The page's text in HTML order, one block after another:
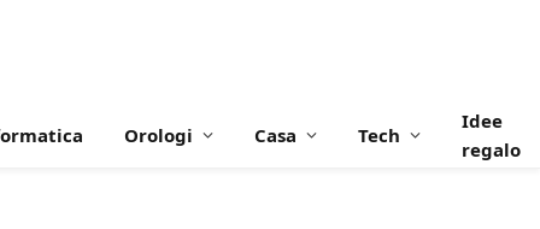
Orologi Casa Tech
Idee
regalo